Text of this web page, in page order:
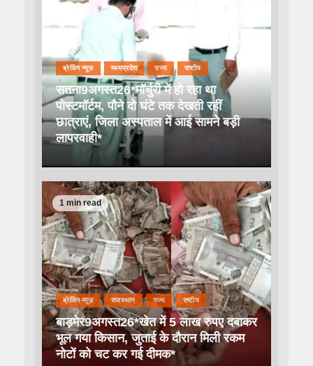
ब्रेकिंग न्यूज़ मध्यप्रदेश राज्य राष्टीय
सतना9अगस्त26*मॉर्चुरी में हो रहा था
पोस्टमॉर्टम, पौने दो घंटे तक देखती रहीं
छात्राएं, जिला अस्पताल में आई सामने बड़ी
लापरवाही*
1 min read
ब्रेकिंग न्यूज़ राजस्थान राज्य राष्टीय
बाड़मेर9अगस्त26*खेत में 5 लाख रुपए दबाकर
भूल गया किसान, जुताई के दौरान मिली रकम
नोटों को चट कर गई दीमक*